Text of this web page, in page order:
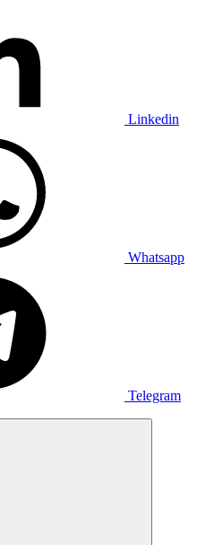
Linkedin
Whatsapp
Telegram